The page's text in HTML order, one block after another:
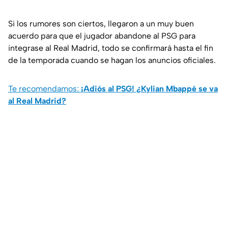
Si los rumores son ciertos, llegaron a un muy buen
acuerdo para que el jugador abandone al PSG para
integrase al Real Madrid, todo se confirmará hasta el fin
de la temporada cuando se hagan los anuncios oficiales.
Te recomendamos: ¡Adiós al PSG! ¿Kylian Mbappé se va
al Real Madrid?